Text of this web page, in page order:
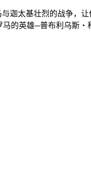
迦太基壮烈的战争，
的英雄─普布利乌斯‧